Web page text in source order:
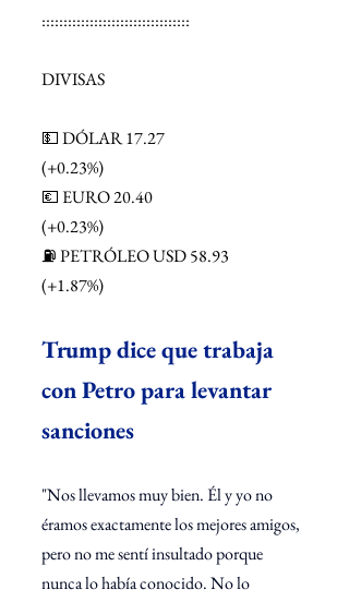
::::::::::::::::::::::::::::::::::
DIVISAS
💵 DÓLAR 17.27
(+0.23%)
💶 EURO 20.40
(+0.23%)
⛽ PETRÓLEO USD 58.93
(+1.87%)
Trump dice que trabaja
con Petro para levantar
sanciones
"Nos llevamos muy bien. Él y yo no
éramos exactamente los mejores amigos,
pero no me sentí insultado porque
nunca lo había conocido. No lo